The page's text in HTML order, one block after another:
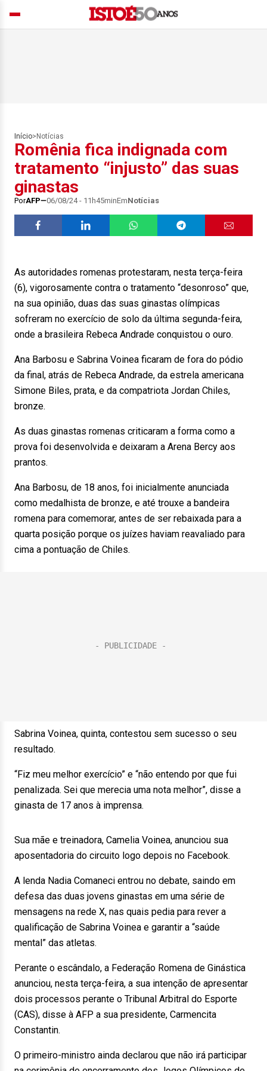
Início> Notícias
Romênia fica indignada com
tratamento “injusto” das suas
ginastas
PorAFP 06/08/24 - 11h45minEmNotícias
As autoridades romenas protestaram, nesta terça-feira
(6), vigorosamente contra o tratamento “desonroso” que,
na sua opinião, duas das suas ginastas olímpicas
sofreram no exercício de solo da última segunda-feira,
onde a brasileira Rebeca Andrade conquistou o ouro.
Ana Barbosu e Sabrina Voinea ficaram de fora do pódio
da final, atrás de Rebeca Andrade, da estrela americana
Simone Biles, prata, e da compatriota Jordan Chiles,
bronze.
As duas ginastas romenas criticaram a forma como a
prova foi desenvolvida e deixaram a Arena Bercy aos
prantos.
Ana Barbosu, de 18 anos, foi inicialmente anunciada
como medalhista de bronze, e até trouxe a bandeira
romena para comemorar, antes de ser rebaixada para a
quarta posição porque os juízes haviam reavaliado para
cima a pontuação de Chiles.
Sabrina Voinea, quinta, contestou sem sucesso o seu
resultado.
“Fiz meu melhor exercício” e “não entendo por que fui
penalizada. Sei que merecia uma nota melhor”, disse a
ginasta de 17 anos à imprensa.
Sua mãe e treinadora, Camelia Voinea, anunciou sua
aposentadoria do circuito logo depois no Facebook.
A lenda Nadia Comaneci entrou no debate, saindo em
defesa das duas jovens ginastas em uma série de
mensagens na rede X, nas quais pedia para rever a
qualificação de Sabrina Voinea e garantir a “saúde
mental” das atletas.
Perante o escândalo, a Federação Romena de Ginástica
anunciou, nesta terça-feira, a sua intenção de apresentar
dois processos perante o Tribunal Arbitral do Esporte
(CAS), disse à AFP a sua presidente, Carmencita
Constantin.
O primeiro-ministro ainda declarou que não irá participar